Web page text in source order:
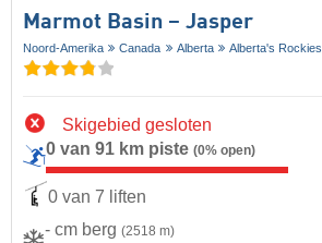
Marmot Basin – Jasper
Noord-Amerika Canada Alberta Alberta's Rockies
Skigebied gesloten
0 van 91 km piste (0% open)
0 van 7 liften
- cm berg (2518 m)